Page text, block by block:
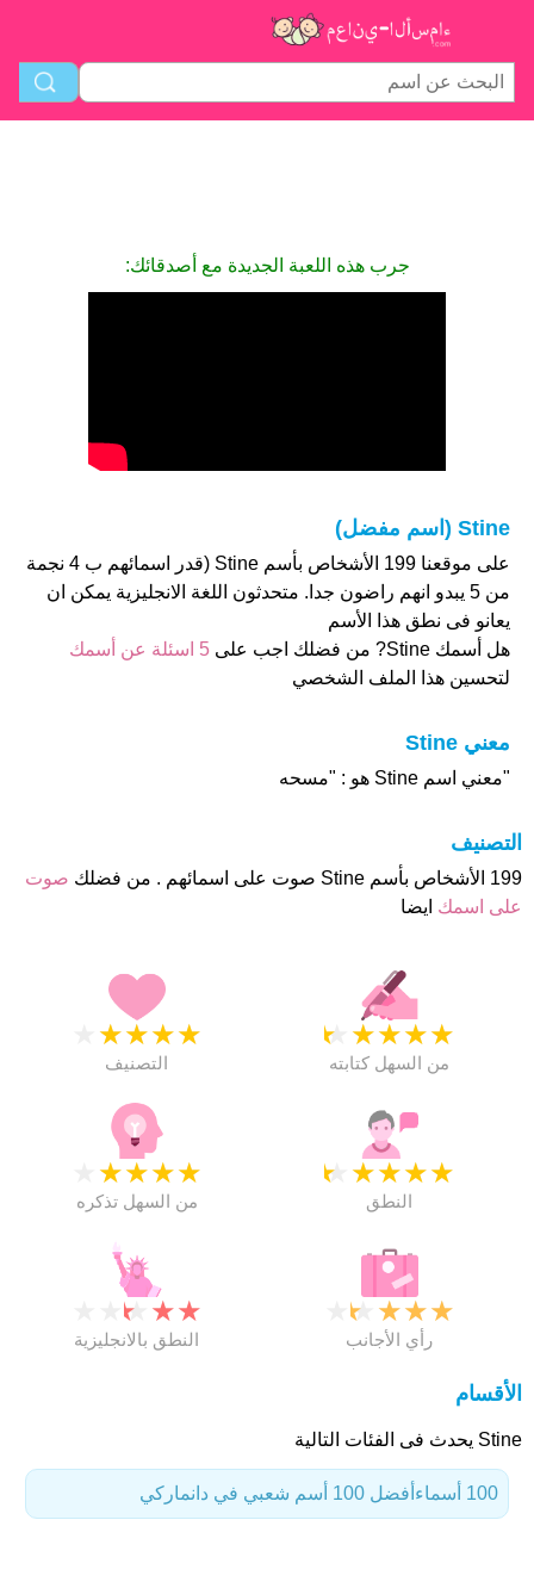
جرب هذه اللعبة الجديدة مع أصدقائك:
Stine (اسم مفضل)
على موقعنا 199 الأشخاص بأسم Stine (قدر اسمائهم ب 4 نجمة
من 5 يبدو انهم راضون جدا. متحدثون اللغة الانجليزية يمكن ان
يعانو فى نطق هذا الأسم
هل أسمك Stine? من فضلك اجب على
5 اسئلة عن أسمك
لتحسين هذا الملف الشخصي
معني Stine
"معني اسم Stine هو : "مسحه
التصنيف
199 الأشخاص بأسم Stine صوت على اسمائهم . من فضلك
صوت
على اسمك ايضا
★
★
★
★
التصنيف
★
★
★
★
★
من السهل كتابته
★
★
★
★
من السهل تذكره
★
★
★
★
★
النطق
★
★
★
النطق بالانجليزية
★
★
★
★
رأي الأجانب
الأقسام
Stine يحدث فى الفئات التالية
أفضل 100 أسم شعبي في دانماركي 100 أسماء